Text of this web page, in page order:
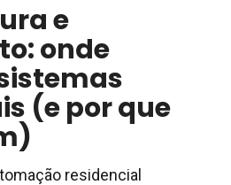
e
onde
(e por que
residencial